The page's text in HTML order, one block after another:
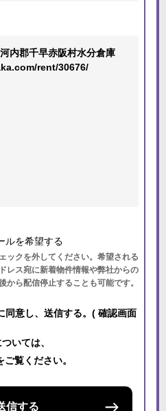
ルを希望する
ックを外してください。希望される
レス宛に新着物件情報や弊社からの
から配信停止することも可能です。
同意し、送信する。( 確認画面
いては、
ご覧ください。
信する